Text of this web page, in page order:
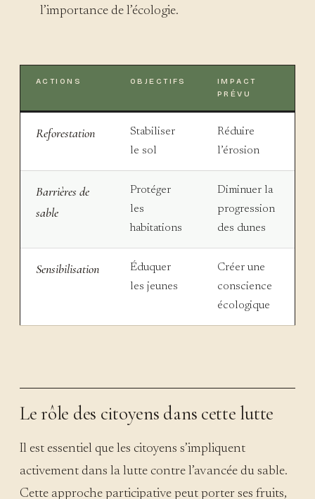
l’importance de l’écologie.
ACTIONS OBJECTIFS
IMPACT
PRÉVU
Reforestation
Stabiliser
le sol
Réduire
l’érosion
Barrières de
sable
Protéger
les
habitations
Diminuer la
progression
des dunes
Sensibilisation
Éduquer
les jeunes
Créer une
conscience
écologique
Le rôle des citoyens dans cette lutte
Il est essentiel que les citoyens s’impliquent
activement dans la lutte contre l’avancée du sable.
Cette approche participative peut porter ses fruits,